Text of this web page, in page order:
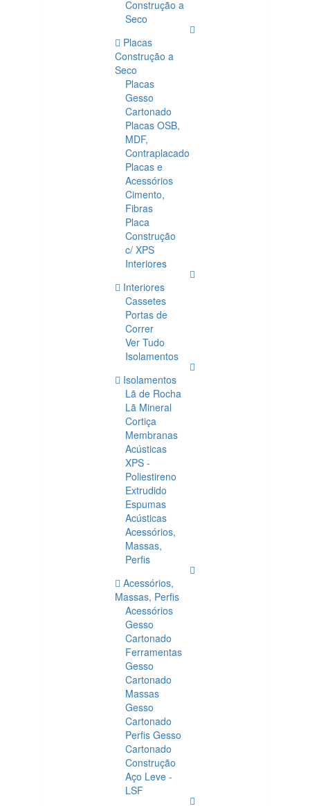
Construção a
Seco
Placas
Construção a
Seco
Placas
Gesso
Cartonado
Placas OSB,
MDF,
Contraplacado
Placas e
Acessórios
Cimento,
Fibras
Placa
Construção
c/ XPS
Interiores
Interiores
Cassetes
Portas de
Correr
Ver Tudo
Isolamentos
Isolamentos
Lã de Rocha
Lã Mineral
Cortiça
Membranas
Acústicas
XPS -
Poliestireno
Extrudido
Espumas
Acústicas
Acessórios,
Massas,
Perfis
Acessórios,
Massas, Perfis
Acessórios
Gesso
Cartonado
Ferramentas
Gesso
Cartonado
Massas
Gesso
Cartonado
Perfis Gesso
Cartonado
Construção
Aço Leve -
LSF